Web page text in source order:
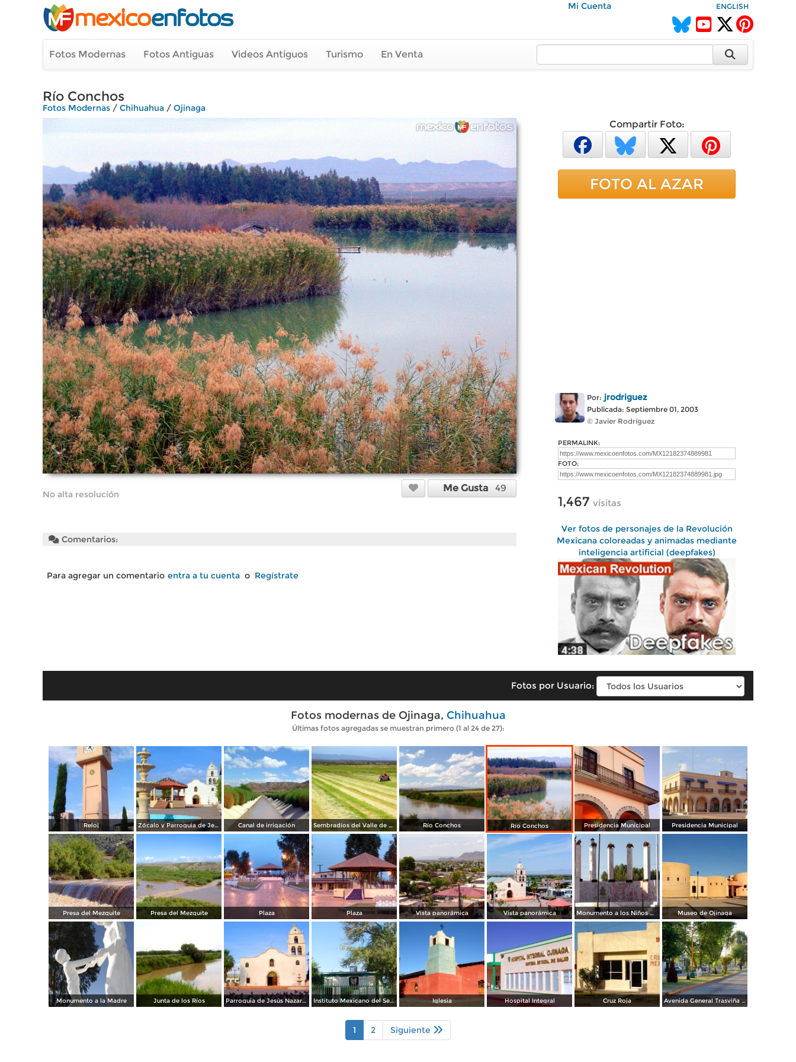
Mi Cuenta ENGLISH
Fotos Modernas Fotos Antiguas Videos Antiguos Turismo En Venta
Río Conchos
Fotos Modernas / Chihuahua / Ojinaga
No alta resolución
Me Gusta 49
Comentarios:
Para agregar un comentario entra a tu cuenta o Regístrate
Compartir Foto:
FOTO AL AZAR
Por: jrodriguez
Publicada: Septiembre 01, 2003
© Javier Rodríguez
PERMALINK:
FOTO:
1,467 visitas
Ver fotos de personajes de la Revolución
Mexicana coloreadas y animadas mediante
inteligencia artificial (deepfakes)
Fotos por Usuario:
Fotos modernas de Ojinaga, Chihuahua
Últimas fotos agregadas se muestran primero (1 al 24 de 27):
Reloj Zócalo y Parroquia de Jesús Nazareno Canal de irrigación Sembradíos del Valle de Ojinaga Río Conchos Río Conchos Presidencia Municipal Presidencia Municipal
Presa del Mezquite Presa del Mezquite Plaza Plaza Vista panorámica Vista panorámica Monumento a los Niños Héroes Museo de Ojinaga
Monumento a la Madre Junta de los Ríos Parroquia de Jesús Nazareno Instituto Mexicano del Seguro Social (IMSS) Iglesia Hospital Integral Cruz Roja Avenida General Trasviña y Retes
1 2 Siguiente